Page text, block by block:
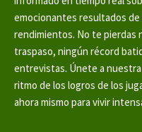
emocionantes resultados
rendimientos. No te pierdas
traspaso, ningún récord
entrevistas. Únete a nuestra
ritmo de los logros de los
ahora mismo para vivir